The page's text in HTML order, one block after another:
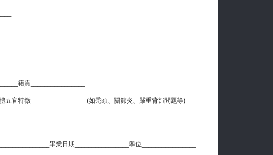
籍貫________________
五官特徵________________ (如禿頭、關節炎、嚴重背部問題等)
畢業日期________________學位________________